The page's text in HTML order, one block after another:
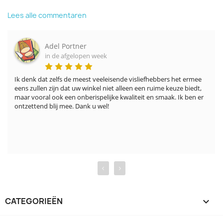
Lees alle commentaren
Adel Portner
in de afgelopen week
Ik denk dat zelfs de meest veeleisende visliefhebbers het ermee
eens zullen zijn dat uw winkel niet alleen een ruime keuze biedt,
maar vooral ook een onberispelijke kwaliteit en smaak. Ik ben er
ontzettend blij mee. Dank u wel!
‹ ›
CATEGORIEËN 